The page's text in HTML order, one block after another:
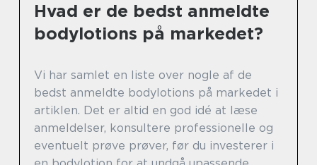
Hvad er de bedst anmeldte
bodylotions på markedet?
Vi har samlet en liste over nogle af de
bedst anmeldte bodylotions på markedet i
artiklen. Det er altid en god idé at læse
anmeldelser, konsultere professionelle og
eventuelt prøve prøver, før du investerer i